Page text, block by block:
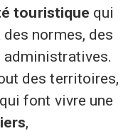
touristique qui
des normes, des
administratives.
des territoires,
font vivre une
,